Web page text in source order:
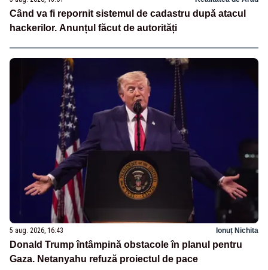
Când va fi repornit sistemul de cadastru după atacul
hackerilor. Anunțul făcut de autorități
5 aug. 2026, 16:43 Ionuț Nichita
Donald Trump întâmpină obstacole în planul pentru
Gaza. Netanyahu refuză proiectul de pace